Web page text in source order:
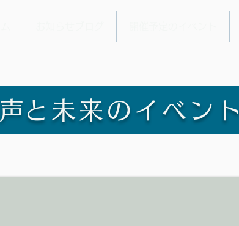
​声と未来のイベント